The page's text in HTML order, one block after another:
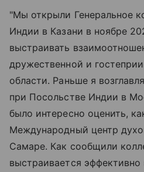
"Мы открыли Генеральное
Индии в Казани в ноябре
выстраивать
дружественной и
области. Раньше я
при Посольстве Индии в
было интересно оценить,
Международный центр
Самаре. Как сообщили
выстраивается